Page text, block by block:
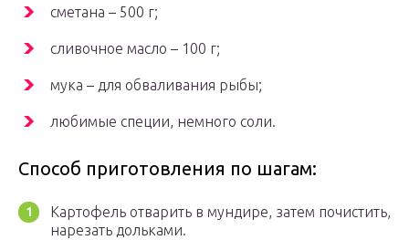
сметана – 500 г;
сливочное масло – 100 г;
мука – для обваливания рыбы;
любимые специи, немного соли.
Способ приготовления по шагам:
Картофель отварить в мундире, затем почистить,
нарезать дольками.